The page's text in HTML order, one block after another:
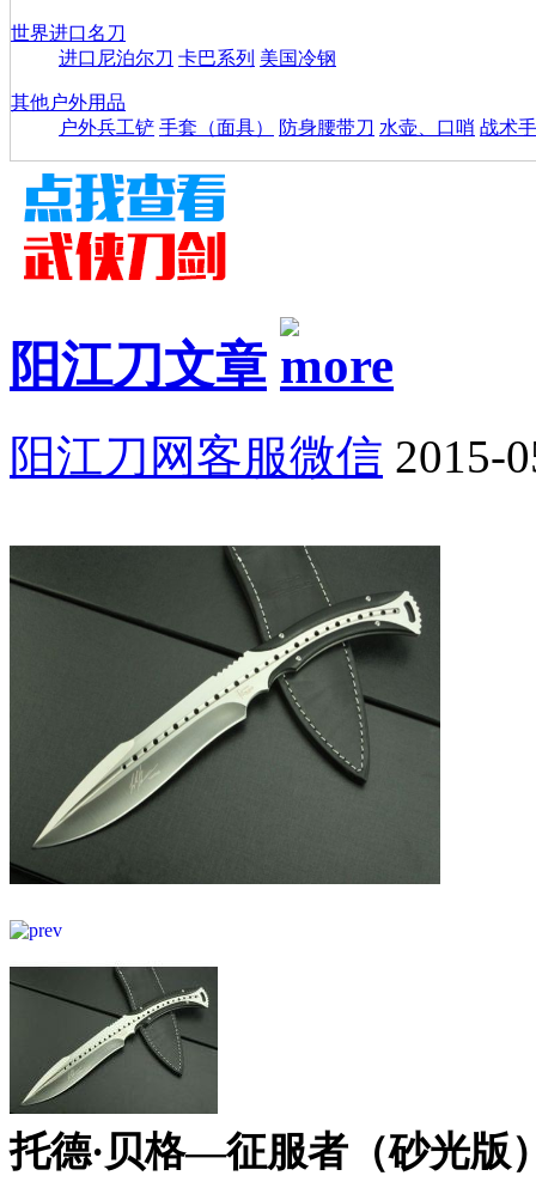
世界进口名刀
进口尼泊尔刀 卡巴系列 美国冷钢
其他户外用品
户外兵工铲 手套（面具） 防身腰带刀 水壶、口哨 战术
阳江刀文章
阳江刀网客服微信 2015-
托德·贝格—征服者（砂光版